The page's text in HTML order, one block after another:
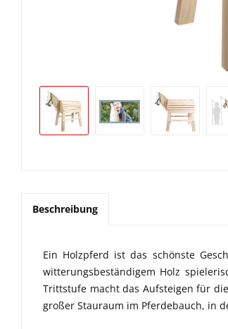
Beschreibung
Ein Holzpferd ist das schönste
witterungsbeständigem Holz
Trittstufe macht das Aufsteigen für
großer Stauraum im Pferdebauch, in